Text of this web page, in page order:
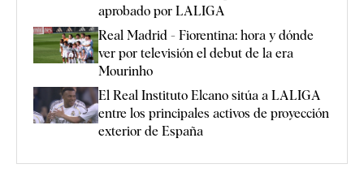
aprobado por LALIGA
Real Madrid - Fiorentina: hora y dónde
ver por televisión el debut de la era
Mourinho
El Real Instituto Elcano sitúa a LALIGA
entre los principales activos de proyección
exterior de España